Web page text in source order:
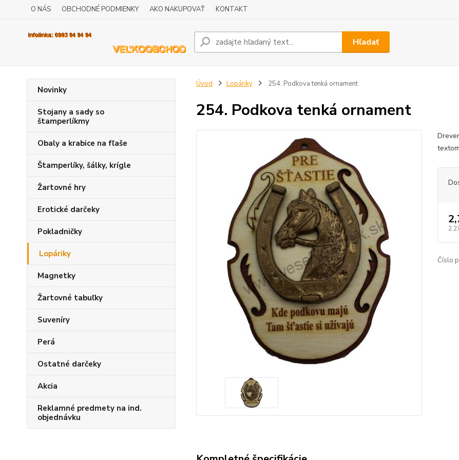
O NÁS OBCHODNÉ PODMIENKY AKO NAKUPOVAŤ KONTAKT
Hľadať
Novinky
Stojany a sady so
štamperlíkmy
Obaly a krabice na fľaše
Štamperlíky, šálky, krígle
Žartovné hry
Erotické darčeky
Pokladničky
Lopáriky
Magnetky
Žartovné tabuľky
Suveníry
Perá
Ostatné darčeky
Akcia
Reklamné predmety na ind.
objednávku
Úvod Lopáriky 254. Podkova tenká ornament
254. Podkova tenká ornament
Číslo